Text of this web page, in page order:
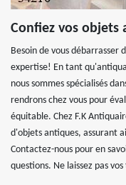
Confiez vos objets
Besoin de vous débarrasser
expertise! En tant
nous sommes spécialisés
rendrons chez vous pour
équitable. Chez F.K
d'objets antiques, assurant
Contactez-nous pour en
questions. Ne laissez pas